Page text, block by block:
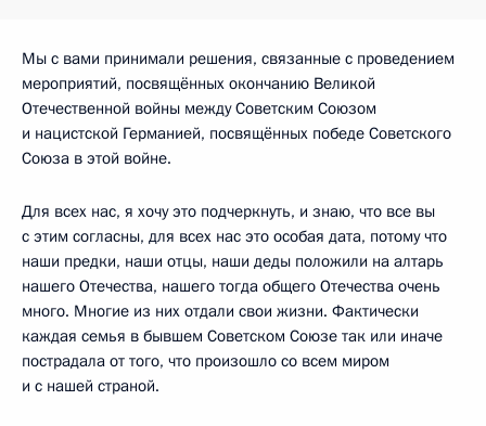
Мы с вами принимали решения, связанные с проведением
мероприятий, посвящённых окончанию Великой
Отечественной войны между Советским Союзом
и нацистской Германией, посвящённых победе Советского
Союза в этой войне.
Для всех нас, я хочу это подчеркнуть, и знаю, что все вы
с этим согласны, для всех нас это особая дата, потому что
наши предки, наши отцы, наши деды положили на алтарь
нашего Отечества, нашего тогда общего Отечества очень
много. Многие из них отдали свои жизни. Фактически
каждая семья в бывшем Советском Союзе так или иначе
пострадала от того, что произошло со всем миром
и с нашей страной.